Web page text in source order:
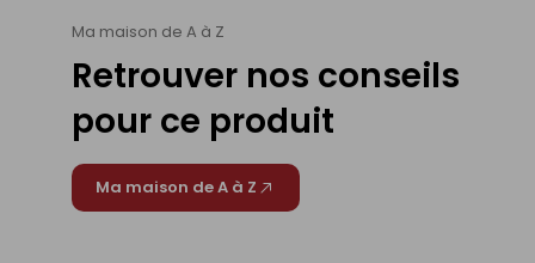
Ma maison de A à Z
Retrouver nos conseils
pour ce produit
Ma maison de A à Z